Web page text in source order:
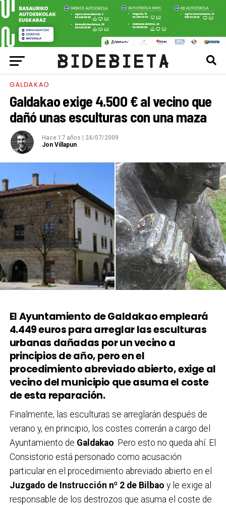
GALDAKAO
Galdakao exige 4.500 € al vecino que
dañó unas esculturas con una maza
Hace 17 años
24/07/2009
Jon Villapun
El Ayuntamiento de Galdakao empleará
4.449 euros para arreglar las esculturas
urbanas dañadas por un vecino a
principios de año, pero en el
procedimiento abreviado abierto, exige al
vecino del municipio que asuma el coste
de esta reparación.
Finalmente, las esculturas se arreglarán después de
verano y, en principio, los costes correrán a cargo del
Ayuntamiento de Galdakao . Pero esto no queda ahí. El
Consistorio está personado como acusación
particular en el procedimiento abreviado abierto en el
Juzgado de Instrucción nº 2 de Bilbao y le exige al
responsable de los destrozos que asuma el coste de